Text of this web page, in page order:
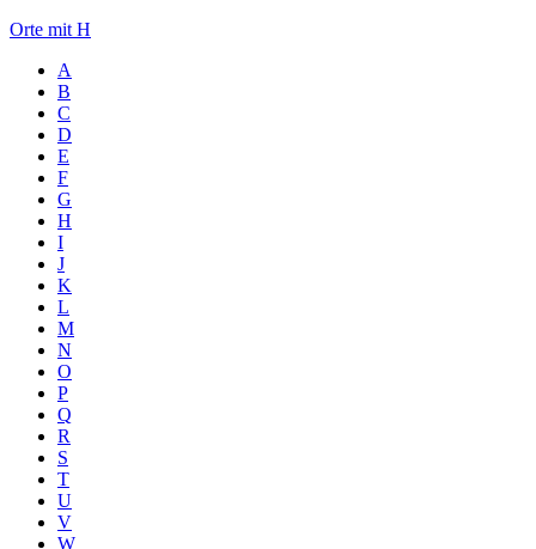
Orte mit H
A
B
C
D
E
F
G
H
I
J
K
L
M
N
O
P
Q
R
S
T
U
V
W